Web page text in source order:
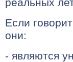
Если
они:
- являются